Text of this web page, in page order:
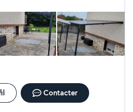
Contacter